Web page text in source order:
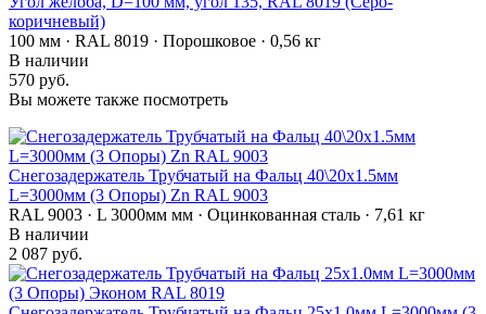
коричневый)
100 мм · RAL 8019 · Порошковое · 0,56 кг
В наличии
570 руб.
Вы можете также посмотреть
Снегозадержатель Трубчатый на Фальц 40\20х1.5мм
L=3000мм (3 Опоры) Zn RAL 9003
RAL 9003 · L 3000мм мм · Оцинкованная сталь · 7,61 кг
В наличии
2 087 руб.